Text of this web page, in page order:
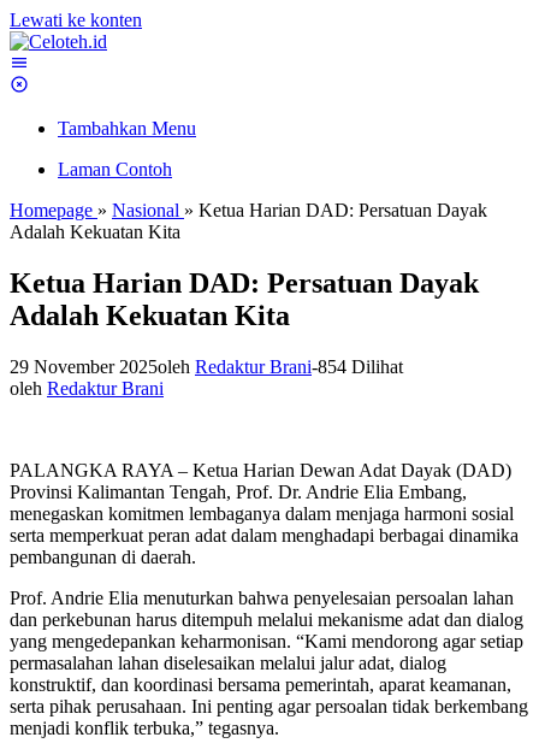
Lewati ke konten
Tambahkan Menu
Laman Contoh
Homepage » Nasional » Ketua Harian DAD: Persatuan Dayak
Adalah Kekuatan Kita
Ketua Harian DAD: Persatuan Dayak
Adalah Kekuatan Kita
29 November 2025oleh Redaktur Brani-854 Dilihat
oleh Redaktur Brani
PALANGKA RAYA – Ketua Harian Dewan Adat Dayak (DAD)
Provinsi Kalimantan Tengah, Prof. Dr. Andrie Elia Embang,
menegaskan komitmen lembaganya dalam menjaga harmoni sosial
serta memperkuat peran adat dalam menghadapi berbagai dinamika
pembangunan di daerah.
Prof. Andrie Elia menuturkan bahwa penyelesaian persoalan lahan
dan perkebunan harus ditempuh melalui mekanisme adat dan dialog
yang mengedepankan keharmonisan. “Kami mendorong agar setiap
permasalahan lahan diselesaikan melalui jalur adat, dialog
konstruktif, dan koordinasi bersama pemerintah, aparat keamanan,
serta pihak perusahaan. Ini penting agar persoalan tidak berkembang
menjadi konflik terbuka,” tegasnya.